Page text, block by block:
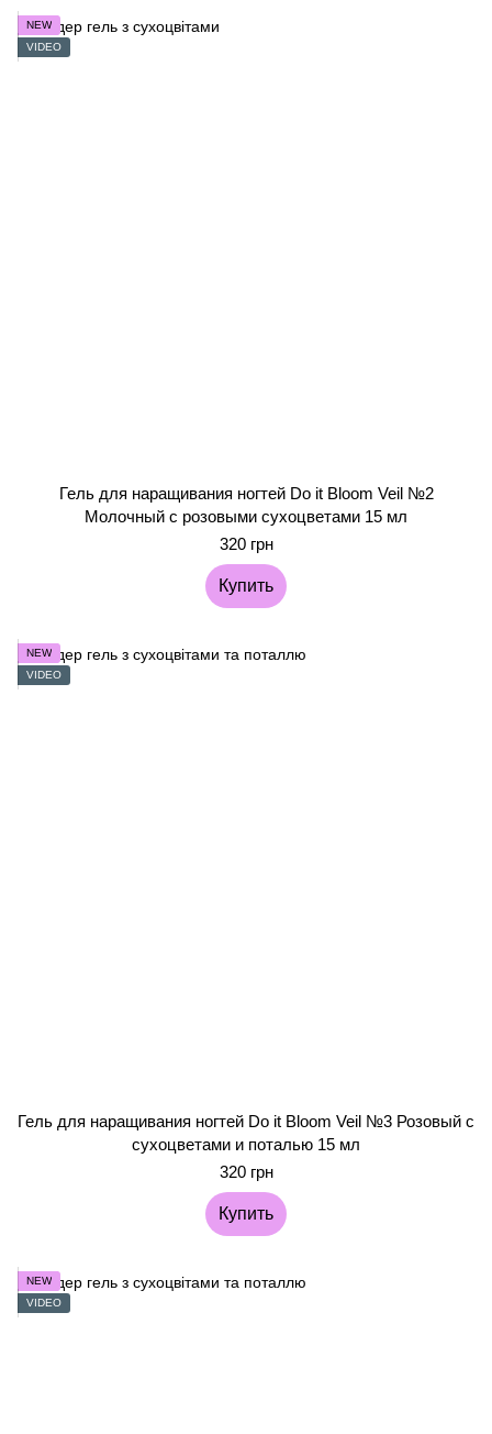
NEW
VIDEO
Гель для наращивания ногтей Do it Bloom Veil №2
Молочный с розовыми сухоцветами 15 мл
320 грн
Купить
NEW
VIDEO
Гель для наращивания ногтей Do it Bloom Veil №3 Розовый с
сухоцветами и поталью 15 мл
320 грн
Купить
NEW
VIDEO